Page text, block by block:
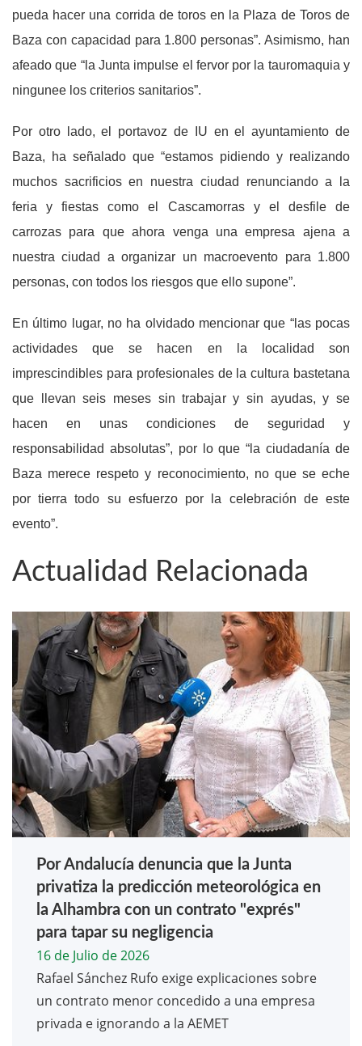
pueda hacer una corrida de toros en la Plaza de Toros de
Baza con capacidad para 1.800 personas”. Asimismo, han
afeado que “la Junta impulse el fervor por la tauromaquia y
ningunee los criterios sanitarios”.
Por otro lado, el portavoz de IU en el ayuntamiento de
Baza, ha señalado que “estamos pidiendo y realizando
muchos sacrificios en nuestra ciudad renunciando a la
feria y fiestas como el Cascamorras y el desfile de
carrozas para que ahora venga una empresa ajena a
nuestra ciudad a organizar un macroevento para 1.800
personas, con todos los riesgos que ello supone”.
En último lugar, no ha olvidado mencionar que “las pocas
actividades que se hacen en la localidad son
imprescindibles para profesionales de la cultura bastetana
que llevan seis meses sin trabajar y sin ayudas, y se
hacen en unas condiciones de seguridad y
responsabilidad absolutas”, por lo que “la ciudadanía de
Baza merece respeto y reconocimiento, no que se eche
por tierra todo su esfuerzo por la celebración de este
evento”.
Actualidad Relacionada
Por Andalucía denuncia que la Junta
privatiza la predicción meteorológica en
la Alhambra con un contrato "exprés"
para tapar su negligencia
16 de Julio de 2026
Rafael Sánchez Rufo exige explicaciones sobre
un contrato menor concedido a una empresa
privada e ignorando a la AEMET